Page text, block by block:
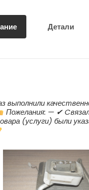
Citroen
Детали
выполнили
Пожелания: — ✔
(услуги) были